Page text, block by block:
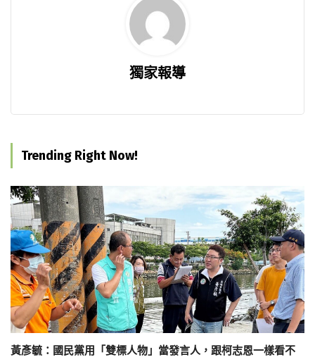
獨家報導
Trending Right Now!
黃彥毓：國民黨用「雙標人物」當發言人，跟柯志恩一樣看不